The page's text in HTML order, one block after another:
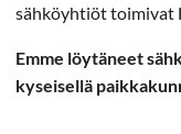
sähköyhtiöt toimivat
Emme löytäneet
kyseisellä